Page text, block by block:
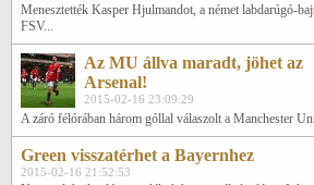
Menesztették Kasper Hjulmandot, a német labdarúgó-
FSV...
Az MU állva maradt, jöhet az
Arsenal!
2015-02-16 23:09:29
A záró félórában három góllal válaszolt a Manchester
Green visszatérhet a Bayernhez
2015-02-16 21:52:53